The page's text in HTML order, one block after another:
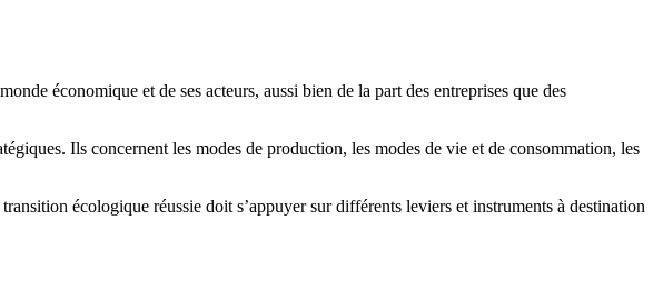
économique et de ses acteurs, aussi bien de la part des entreprises que des
Ils concernent les modes de production, les modes de vie et de consommation, les
écologique réussie doit s’appuyer sur différents leviers et instruments à destination